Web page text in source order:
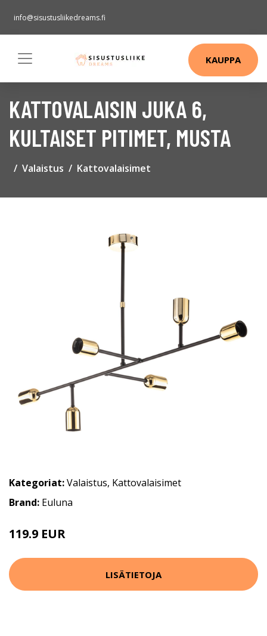
info@sisustusliikedreams.fi
KAUPPA
KATTOVALAISIN JUKA 6,
KULTAISET PITIMET, MUSTA
Valaistus Kattovalaisimet
Kategoriat:Valaistus, Kattovalaisimet
Brand: Euluna
119.9 EUR
LISÄTIETOJA